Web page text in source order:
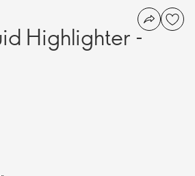
Highlighter -